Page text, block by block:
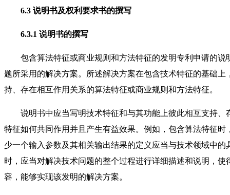
6.3 说明书及权利要求书的撰写
6.3.1 说明书的撰写
包含算法特征或商业规则和方法特征的发明专利申请的说
题所采用的解决方案。所述解决方案在包含技术特征的基础
持、存在相互作用关系的算法特征或商业规则和方法特征。
说明书中应当写明技术特征和与其功能上彼此相互支持、
特征如何共同作用并且产生有益效果。例如，包含算法特征
少一个输入参数及其相关输出结果的定义应当与技术领域中
时，应当对解决技术问题的整个过程进行详细描述和说明，
容，能够实现该发明的解决方案。